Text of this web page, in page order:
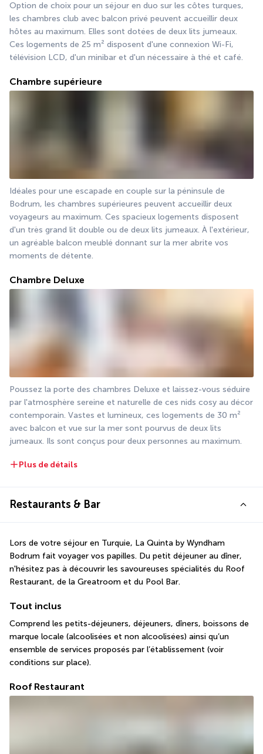
Option de choix pour un séjour en duo sur les côtes turques,
les chambres club avec balcon privé peuvent accueillir deux
hôtes au maximum. Elles sont dotées de deux lits jumeaux.
Ces logements de 25 m² disposent d'une connexion Wi-Fi,
télévision LCD, d'un minibar et d'un nécessaire à thé et café.
Chambre supérieure
Idéales pour une escapade en couple sur la péninsule de
Bodrum, les chambres supérieures peuvent accueillir deux
voyageurs au maximum. Ces spacieux logements disposent
d'un très grand lit double ou de deux lits jumeaux. À l'extérieur,
un agréable balcon meublé donnant sur la mer abrite vos
moments de détente.
Chambre Deluxe
Poussez la porte des chambres Deluxe et laissez-vous séduire
par l'atmosphère sereine et naturelle de ces nids cosy au décor
contemporain. Vastes et lumineux, ces logements de 30 m²
avec balcon et vue sur la mer sont pourvus de deux lits
jumeaux. Ils sont conçus pour deux personnes au maximum.
Plus de détails
Restaurants & Bar
Lors de votre séjour en Turquie, La Quinta by Wyndham
Bodrum fait voyager vos papilles. Du petit déjeuner au dîner,
n'hésitez pas à découvrir les savoureuses spécialités du Roof
Restaurant, de la Greatroom et du Pool Bar.
Tout inclus
Comprend les petits-déjeuners, déjeuners, dîners, boissons de
marque locale (alcoolisées et non alcoolisées) ainsi qu’un
ensemble de services proposés par l’établissement (voir
conditions sur place).
Roof Restaurant